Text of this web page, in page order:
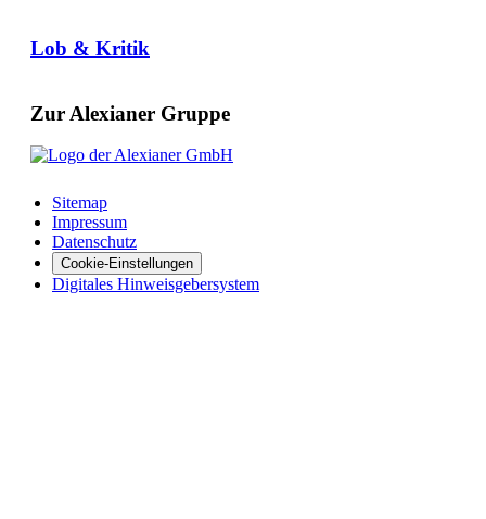
Lob & Kritik
Zur Alexianer Gruppe
Sitemap
Impressum
Datenschutz
Cookie-Einstellungen
Digitales Hinweisgebersystem